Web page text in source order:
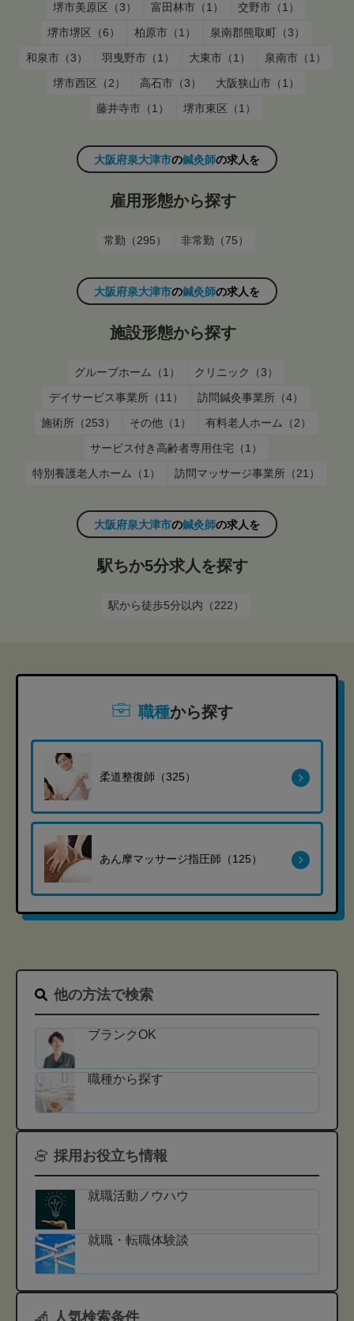
堺市美原区（3）
富田林市（1）
交野市（1）
堺市堺区（6）
柏原市（1）
泉南郡熊取町（3）
和泉市（3）
羽曳野市（1） 大東市（1）
泉南市（1）
堺市西区（2）
高石市（3）
大阪狭山市（1）
藤井寺市（1）
堺市東区（1）
大阪府泉大津市の鍼灸師の求人を
雇用形態から探す
常勤（295） 非常勤（75）
大阪府泉大津市の鍼灸師の求人を
施設形態から探す
グループホーム（1）
クリニック（3）
デイサービス事業所（11）
訪問鍼灸事業所（4）
施術所（253）
その他（1）
有料老人ホーム（2）
サービス付き高齢者専用住宅（1）
特別養護老人ホーム（1）
訪問マッサージ事業所（21）
大阪府泉大津市の鍼灸師の求人を
駅ちか5分求人を探す
駅から徒歩5分以内（222）
職種から探す
柔道整復師（325）
あん摩マッサージ指圧師（125）
他の方法で検索
ブランクOK
職種から探す
採用お役立ち情報
就職活動ノウハウ
就職・転職体験談
人気検索条件